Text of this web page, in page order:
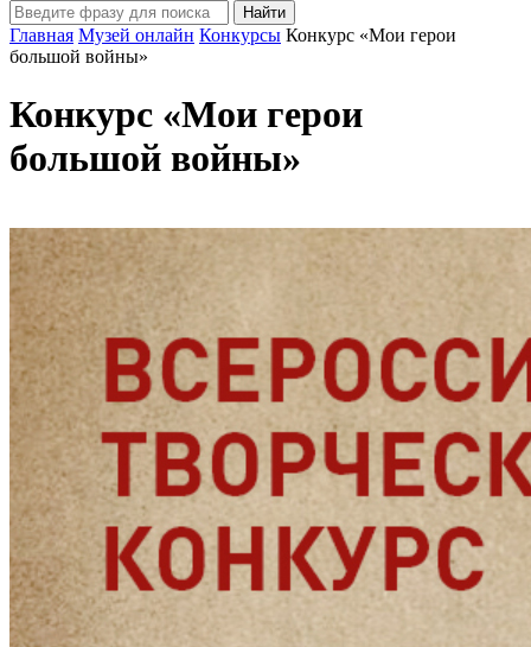
Главная Музей онлайн Конкурсы Конкурс «Мои герои
большой войны»
Конкурс «Мои герои
большой войны»